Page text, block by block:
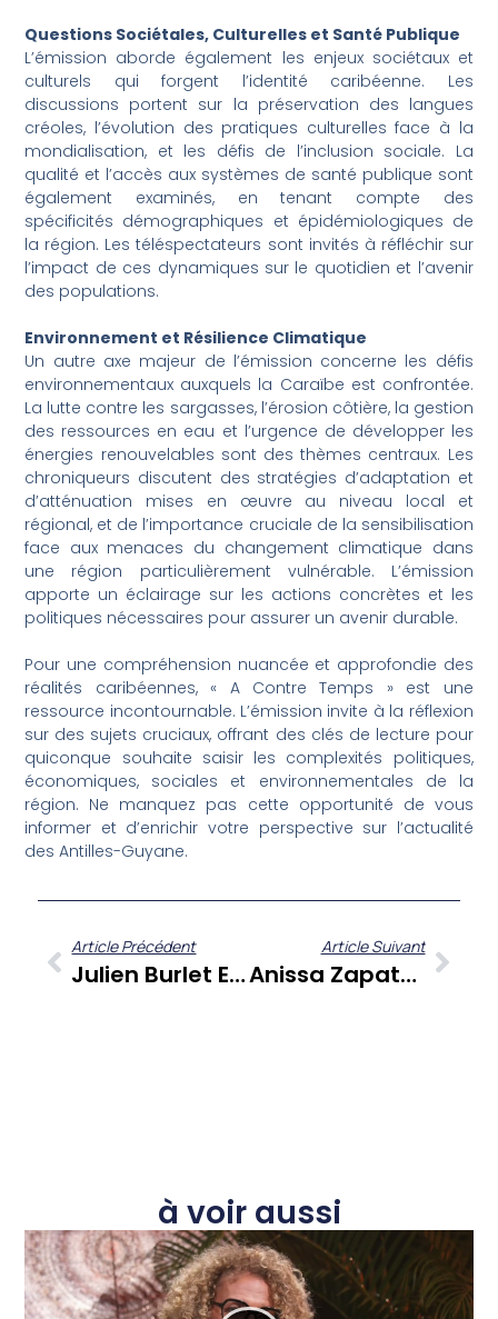
Questions Sociétales, Culturelles et Santé Publique
L’émission aborde également les enjeux sociétaux et
culturels qui forgent l’identité caribéenne. Les
discussions portent sur la préservation des langues
créoles, l’évolution des pratiques culturelles face à la
mondialisation, et les défis de l’inclusion sociale. La
qualité et l’accès aux systèmes de santé publique sont
également examinés, en tenant compte des
spécificités démographiques et épidémiologiques de
la région. Les téléspectateurs sont invités à réfléchir sur
l’impact de ces dynamiques sur le quotidien et l’avenir
des populations.
Environnement et Résilience Climatique
Un autre axe majeur de l’émission concerne les défis
environnementaux auxquels la Caraïbe est confrontée.
La lutte contre les sargasses, l’érosion côtière, la gestion
des ressources en eau et l’urgence de développer les
énergies renouvelables sont des thèmes centraux. Les
chroniqueurs discutent des stratégies d’adaptation et
d’atténuation mises en œuvre au niveau local et
régional, et de l’importance cruciale de la sensibilisation
face aux menaces du changement climatique dans
une région particulièrement vulnérable. L’émission
apporte un éclairage sur les actions concrètes et les
politiques nécessaires pour assurer un avenir durable.
Pour une compréhension nuancée et approfondie des
réalités caribéennes, « A Contre Temps » est une
ressource incontournable. L’émission invite à la réflexion
sur des sujets cruciaux, offrant des clés de lecture pour
quiconque souhaite saisir les complexités politiques,
économiques, sociales et environnementales de la
région. Ne manquez pas cette opportunité de vous
informer et d’enrichir votre perspective sur l’actualité
des Antilles-Guyane.
Article Précédent
Julien Burlet Et Fontèn Island’s : Un Village Bien-Être Pour La Martinique, Lauréat De La Bourse Paille 2022
Article Suivant
Anissa Zapata Et Lola Cloquell : Un Manifeste Artistique Pour La Protection De Nos Îles
à voir aussi